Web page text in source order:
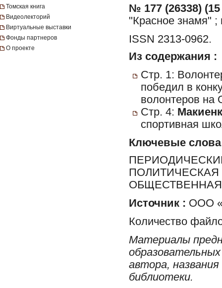
Томская книга
Видеолекторий
Виртуальные выставки
Фонды партнеров
О проекте
№ 177 (26338)
"Красное знамя" ;
ISSN 2313-0962.
Из содержания :
Стр. 1:
победил в
волонтеров на
Стр. 4:
спортивная
Ключевые слова
Источник : ООО
Количество
Материалы
автора,
библиотеки.